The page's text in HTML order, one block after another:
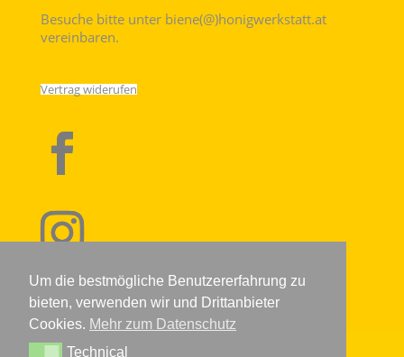
Besuche bitte unter biene(@)honigwerkstatt.at
vereinbaren.
Vertrag widerufen
IMPRESSUM
Um die bestmögliche Benutzererfahrung zu
bieten, verwenden wir und Drittanbieter
Cookies. Mehr zum Datenschutz
TechnicalTechnical